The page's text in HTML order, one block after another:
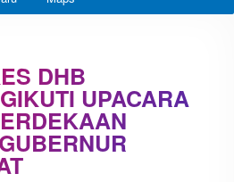
DHB
UPACARA